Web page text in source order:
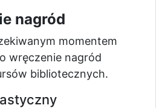
nagród
momentem
wręczenie nagród
bibliotecznych.